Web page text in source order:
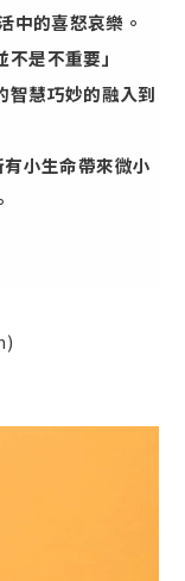
中的喜怒哀樂。
是不重要」
智慧巧妙的融入到
小生命帶來微小